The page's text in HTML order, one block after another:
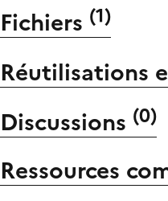
Fichiers (1)
Réutilisations
Discussions (0)
Ressources